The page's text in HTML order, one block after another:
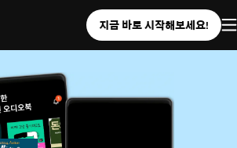
지금 바로 시작해보세요!